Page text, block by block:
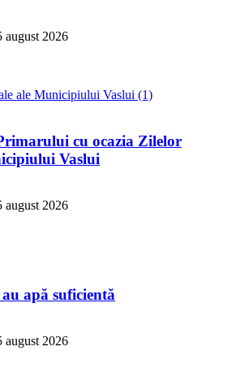
august 2026
cu ocazia Zilelor
Vaslui
august 2026
apă suficientă
august 2026